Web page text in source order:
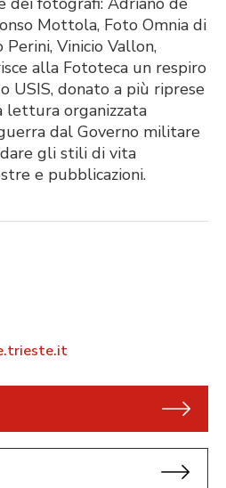
Mottola, Foto Omnia di
Vinicio Vallon,
alla Fototeca un respiro
USIS, donato a più riprese
lettura organizzata
dal Governo militare
gli stili di vita
e pubblicazioni.